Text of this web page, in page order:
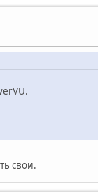
свои.